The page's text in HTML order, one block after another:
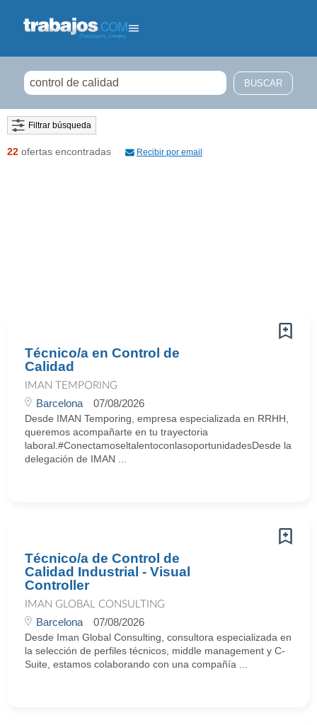
Filtrar búsqueda
22 ofertas encontradas Recibir por email
Técnico/a en Control de
Calidad
IMAN TEMPORING
Barcelona 07/08/2026
Desde IMAN Temporing, empresa especializada en RRHH,
queremos acompañarte en tu trayectoria
laboral.#ConectamoseltalentoconlasoportunidadesDesde la
delegación de IMAN ...
Técnico/a de Control de
Calidad Industrial - Visual
Controller
IMAN GLOBAL CONSULTING
Barcelona 07/08/2026
Desde Iman Global Consulting, consultora especializada en
la selección de perfiles técnicos, middle management y C-
Suite, estamos colaborando con una compañía ...